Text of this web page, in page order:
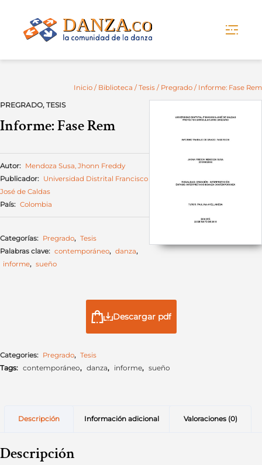
Inicio / Biblioteca / Tesis / Pregrado / Informe: Fase Rem
PREGRADO, TESIS
Informe: Fase Rem
Autor: Mendoza Susa, Jhonn Freddy
Publicador: Universidad Distrital Francisco
José de Caldas
País: Colombia
Categorías: Pregrado, Tesis
Palabras clave: contemporáneo, danza,
informe, sueño
Descargar pdf
Categories: Pregrado, Tesis
Tags: contemporáneo, danza, informe, sueño
Descripción Información adicional Valoraciones (0)
Descripción